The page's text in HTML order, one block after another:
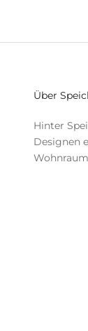
Über
Hinter
Designen